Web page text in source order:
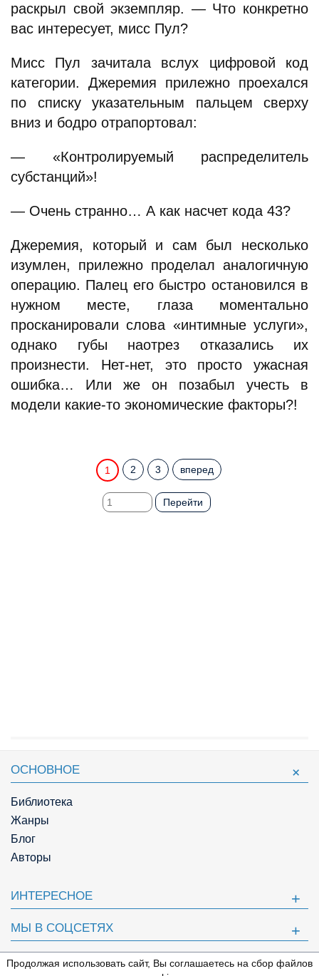
раскрыл свой экземпляр. — Что конкретно
вас интересует, мисс Пул?
Мисс Пул зачитала вслух цифровой код
категории. Джеремия прилежно проехался
по списку указательным пальцем сверху
вниз и бодро отрапортовал:
— «Контролируемый распределитель
субстанций»!
— Очень странно… А как насчет кода 43?
Джеремия, который и сам был несколько
изумлен, прилежно проделал аналогичную
операцию. Палец его быстро остановился в
нужном месте, глаза моментально
просканировали слова «интимные услуги»,
однако губы наотрез отказались их
произнести. Нет-нет, это просто ужасная
ошибка… Или же он позабыл учесть в
модели какие-то экономические факторы?!
1 2 3 вперед
Перейти
ОСНОВНОЕ
Библиотека
Жанры
Блог
Авторы
ИНТЕРЕСНОЕ
МЫ В СОЦСЕТЯХ
ПОЛЕЗНОЕ
Продолжая использовать сайт, Вы соглашаетесь на сбор файлов